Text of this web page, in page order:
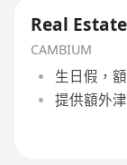
Real
CAMBIUM
生日假，
提供額外